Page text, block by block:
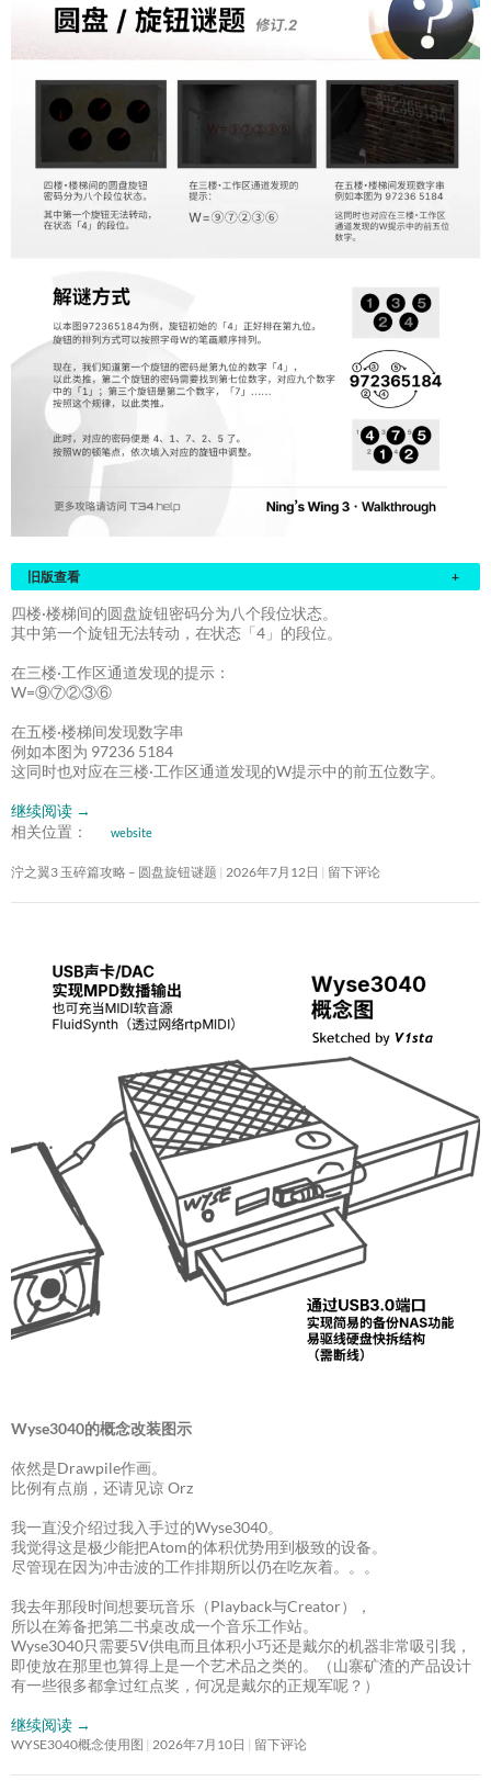
旧版查看 +
四楼·楼梯间的圆盘旋钮密码分为八个段位状态。
其中第一个旋钮无法转动，在状态「4」的段位。
在三楼·工作区通道发现的提示：
W=⑨⑦②③⑥
在五楼·楼梯间发现数字串
例如本图为 97236 5184
这同时也对应在三楼·工作区通道发现的W提示中的前五位数字。
继续阅读 →
相关位置：
website
泞之翼3 玉碎篇攻略 – 圆盘旋钮谜题 2026年7月12日 留下评论
Wyse3040的概念改装图示
依然是Drawpile作画。
比例有点崩，还请见谅 Orz
我一直没介绍过我入手过的Wyse3040。
我觉得这是极少能把Atom的体积优势用到极致的设备。
尽管现在因为冲击波的工作排期所以仍在吃灰着。。。
我去年那段时间想要玩音乐（Playback与Creator），
所以在筹备把第二书桌改成一个音乐工作站。
Wyse3040只需要5V供电而且体积小巧还是戴尔的机器非常吸引我，
即使放在那里也算得上是一个艺术品之类的。（山寨矿渣的产品设计
有一些很多都拿过红点奖，何况是戴尔的正规军呢？）
继续阅读 →
WYSE3040概念使用图 2026年7月10日 留下评论